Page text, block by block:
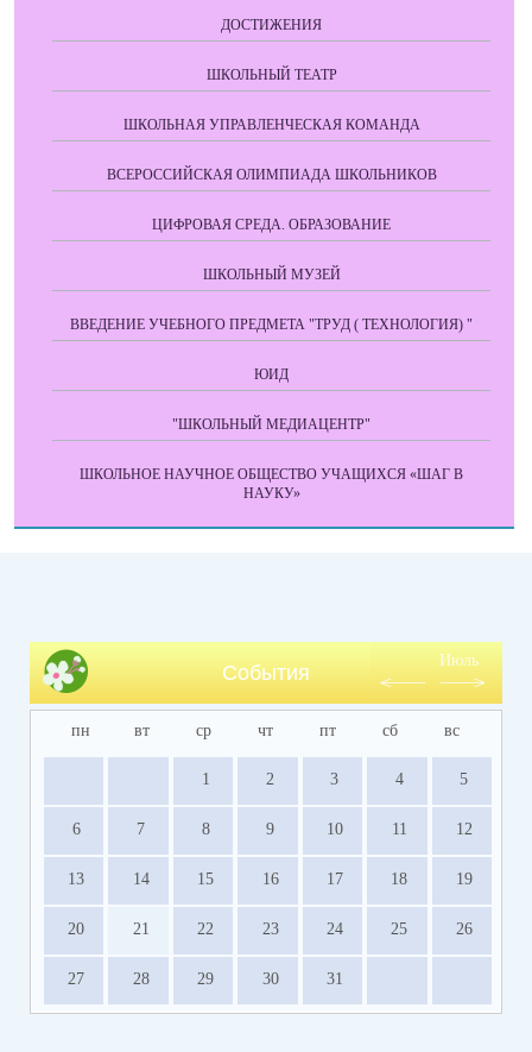
ДОСТИЖЕНИЯ
ШКОЛЬНЫЙ ТЕАТР
ШКОЛЬНАЯ УПРАВЛЕНЧЕСКАЯ КОМАНДА
ВСЕРОССИЙСКАЯ ОЛИМПИАДА ШКОЛЬНИКОВ
ЦИФРОВАЯ СРЕДА. ОБРАЗОВАНИЕ
ШКОЛЬНЫЙ МУЗЕЙ
ВВЕДЕНИЕ УЧЕБНОГО ПРЕДМЕТА "ТРУД ( ТЕХНОЛОГИЯ) "
ЮИД
"ШКОЛЬНЫЙ МЕДИАЦЕНТР"
ШКОЛЬНОЕ НАУЧНОЕ ОБЩЕСТВО УЧАЩИХСЯ «ШАГ В
НАУКУ»
События
Июль
пн вт ср чт пт сб вс
1 2 3 4 5
6 7 8 9 10 11 12
13 14 15 16 17 18 19
20 21 22 23 24 25 26
27 28 29 30 31